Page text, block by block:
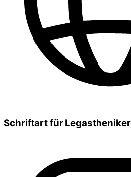
Schriftart für Legastheniker